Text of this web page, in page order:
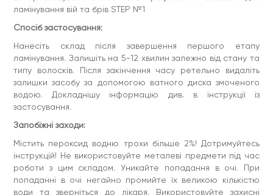
Liquidum, Disodium EDTA, Tetrasodium Pyrophosphate,
первинної упаковки.
Умови зберігання:зберігати при температурі від +5 до
+25°С у сухому, недоступному для дітей місці.
Уникати потрапляння прямих сонячних променів.
ламінування вій та брів STEP №1
Спосіб застосування:
Нанесіть склад після завершення першого етапу
ламінування. Залишіть на 5-12 хвилин залежно від стану та
типу волосків. Після закінчення часу ретельно видаліть
залишки засобу за допомогою ватного диска змоченого
водою. Докладнішу інформацію див. в інструкції із
застосування.
Запобіжні заходи:
Містить пероксид водню трохи більше 2%! Дотримуйтесь
інструкцій! Не використовуйте металеві предмети під час
роботи з цим складом. Уникайте попадання в очі. При
попаданні в очі негайно промийте їх великою кількістю
води та зверніться до лікаря. Використовуйте захисні